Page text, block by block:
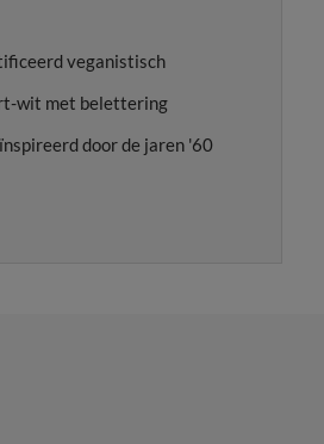
veganistisch
wit met belettering
door de jaren '60